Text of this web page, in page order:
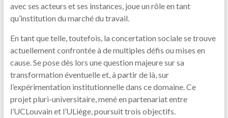
avec ses acteurs et ses instances, joue un rôle en tant
qu’institution du marché du travail.
En tant que telle, toutefois, la concertation sociale se trouve
actuellement confrontée à de multiples défis ou mises en
cause. Se pose dès lors une question majeure sur sa
transformation éventuelle et, à partir de là, sur
l’expérimentation institutionnelle dans ce domaine. Ce
projet pluri-universitaire, mené en partenariat entre
l’UCLouvain et l’ULiège, poursuit trois objectifs.